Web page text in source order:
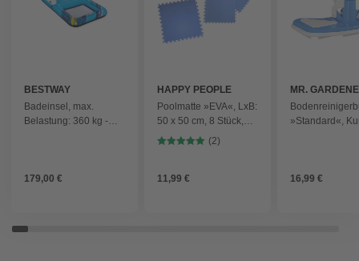
BESTWAY
Badeinsel, max.
Belastung: 360 kg -
179,00 €
HAPPY PEOPLE
Poolmatte »EVA«, LxB:
50 x 50 cm, 8 Stück,
Polyethylen (PE) - blau
(2)
11,99 €
MR.
»Standard«,
16,99 €